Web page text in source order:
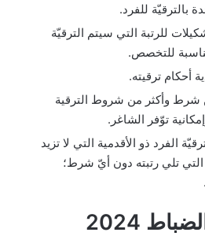
بالترقيّة للفرد.
للرتبة التي سيتم الترقيّة
للتخصص.
أحكام ترقيته.
شرط وأكثر من شروط الترقية
توّفر الشاغر.
الفرد ذو الأقدمية التي لا تزيد
التي تلي رتبته دون أيّ شرط؛
شروط ترقيات الضباط 2024